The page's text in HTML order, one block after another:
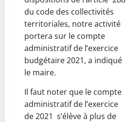
du code des collectivités
territoriales, notre activité
portera sur le compte
administratif de l’exercice
budgétaire 2021, a indiqué
le maire.
Il faut noter que le compte
administratif de l’exercice
de 2021 s’élève à plus de